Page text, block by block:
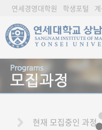
연세경영대학원 학생포털
현재 모집중인 과정